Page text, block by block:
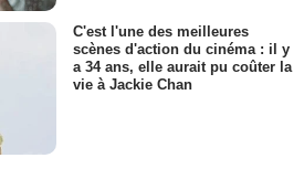
C'est l'une des meilleures
scènes d'action du cinéma : il y
a 34 ans, elle aurait pu coûter la
vie à Jackie Chan